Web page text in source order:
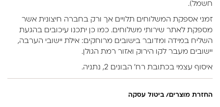
חשמל).
זמני אספקת המשלוחים תלויים אך ורק בחברה חיצונית אשר
מספקת לאתר שירותי משלוחים. כמו כן יתכנו עיכובים בהגעת
השליח במידה ומדובר בישובים מרוחקים: אילת יישובי הערבה,
יישובים מעבר לקו הירוק ואזור רמת הגולן.
איסוף עצמי בכתובת רח’ הבונים 2, נתניה.
החזרת מוצרים/ ביטול עסקה